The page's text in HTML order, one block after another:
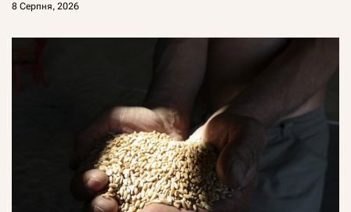
8 Серпня, 2026